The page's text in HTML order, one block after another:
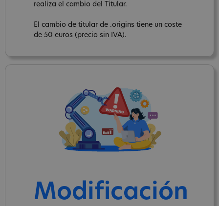
realiza el cambio del Titular.
El cambio de titular de .origins tiene un coste
de 50 euros (precio sin IVA).
Modificación